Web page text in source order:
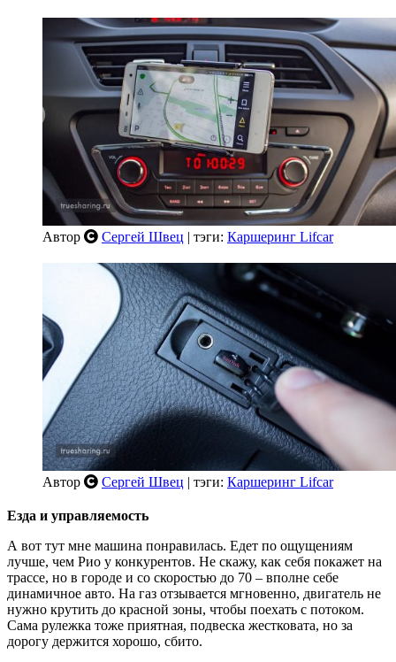
Автор Сергей Швец | тэги: Каршеринг Lifcar
Автор Сергей Швец | тэги: Каршеринг Lifcar
Езда и управляемость
А вот тут мне машина понравилась. Едет по ощущениям
лучше, чем Рио у конкурентов. Не скажу, как себя покажет на
трассе, но в городе и со скоростью до 70 – вполне себе
динамичное авто. На газ отзывается мгновенно, двигатель не
нужно крутить до красной зоны, чтобы поехать с потоком.
Сама рулежка тоже приятная, подвеска жестковата, но за
дорогу держится хорошо, сбито.